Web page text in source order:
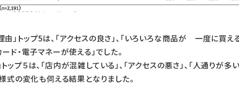
トップ5は、「アクセスの良さ」、「いろいろな商品が 一度に買え
ド・電子マネーが使える」でした。
５は、「店内が混雑している」、「アクセスの悪さ」、「人通りが多
式の変化も伺える結果となりました。